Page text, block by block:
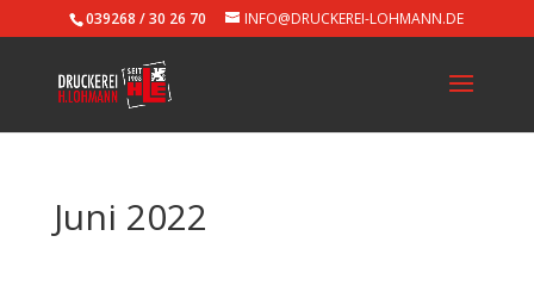
039268 / 30 26 70 INFO@DRUCKEREI-LOHMANN.DE
Juni 2022